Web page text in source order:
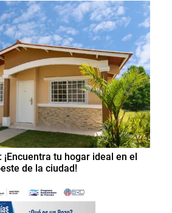
tu hogar ideal en el
de la ciudad!